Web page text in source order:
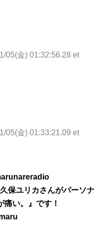
05(金) 01:32:56.28 et
05(金) 01:33:21.09 et
保ユリカさんがパーソ
い。』です！